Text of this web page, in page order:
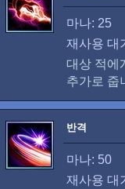
마나: 25
재사용 대
대상 적에
추가로 줍
반격
마나: 50
재사용 대